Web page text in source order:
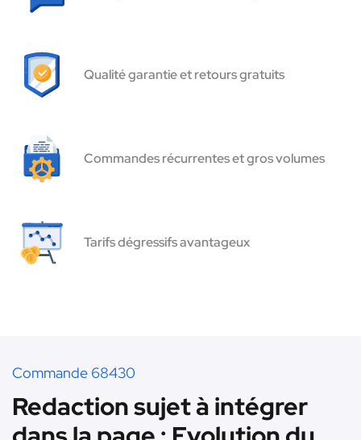
Qualité garantie et retours gratuits
Commandes récurrentes et gros volumes
Tarifs dégressifs avantageux
Commande 68430
Redaction sujet à intégrer